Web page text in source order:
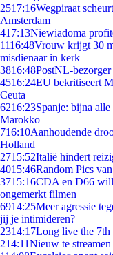
2517:16Wegpiraat
Amsterdam
417:13Niewiadoma
1116:48Vrouw krijgt 30
misdienaar in kerk
3816:48PostNL-
4516:24EU bekritiseert
Ceuta
6216:23Spanje: bijna
Marokko
716:10Aanhoudende
Holland
2715:52Italië hindert
4015:46Random Pics
3715:16CDA en D66
ongemerkt filmen
6914:25Meer agressie
jij je intimideren?
2314:17Long live the 7th
214:11Nieuw te